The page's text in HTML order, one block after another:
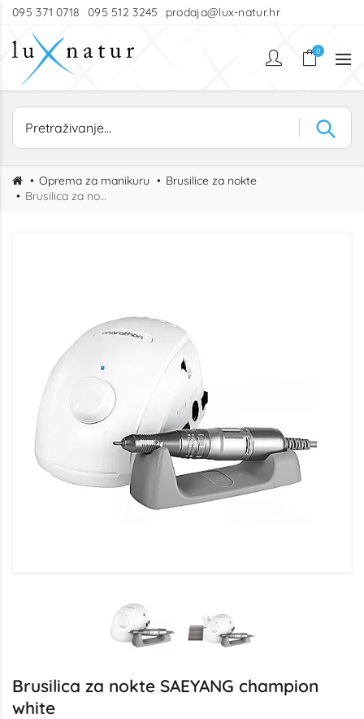
095 371 0718 095 512 3245 prodaja@lux-natur.hr
0
Oprema za manikuru
Brusilice za nokte
Brusilica za nokte SAEYANG champion white
Brusilica za nokte SAEYANG champion
white